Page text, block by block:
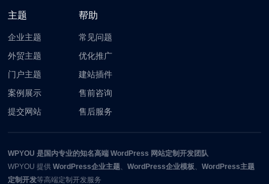
主题
企业主题
外贸主题
门户主题
案例展示
提交网站
帮助
常见问题
优化推广
建站插件
售前咨询
售后服务
WPYOU 是国内专业的知名高端 WordPress 网站定制开发团队
WPYOU 提供WordPress企业主题 、WordPress企业模板 、WordPress主题
定制开发等高端定制开发服务